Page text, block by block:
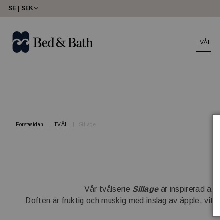
share23
SE | SEK
TVÅL
Förstasidan TVÅL
Vår tvålserie Sillage är inspirerad av
Doften är fruktig och muskig med inslag av äpple,